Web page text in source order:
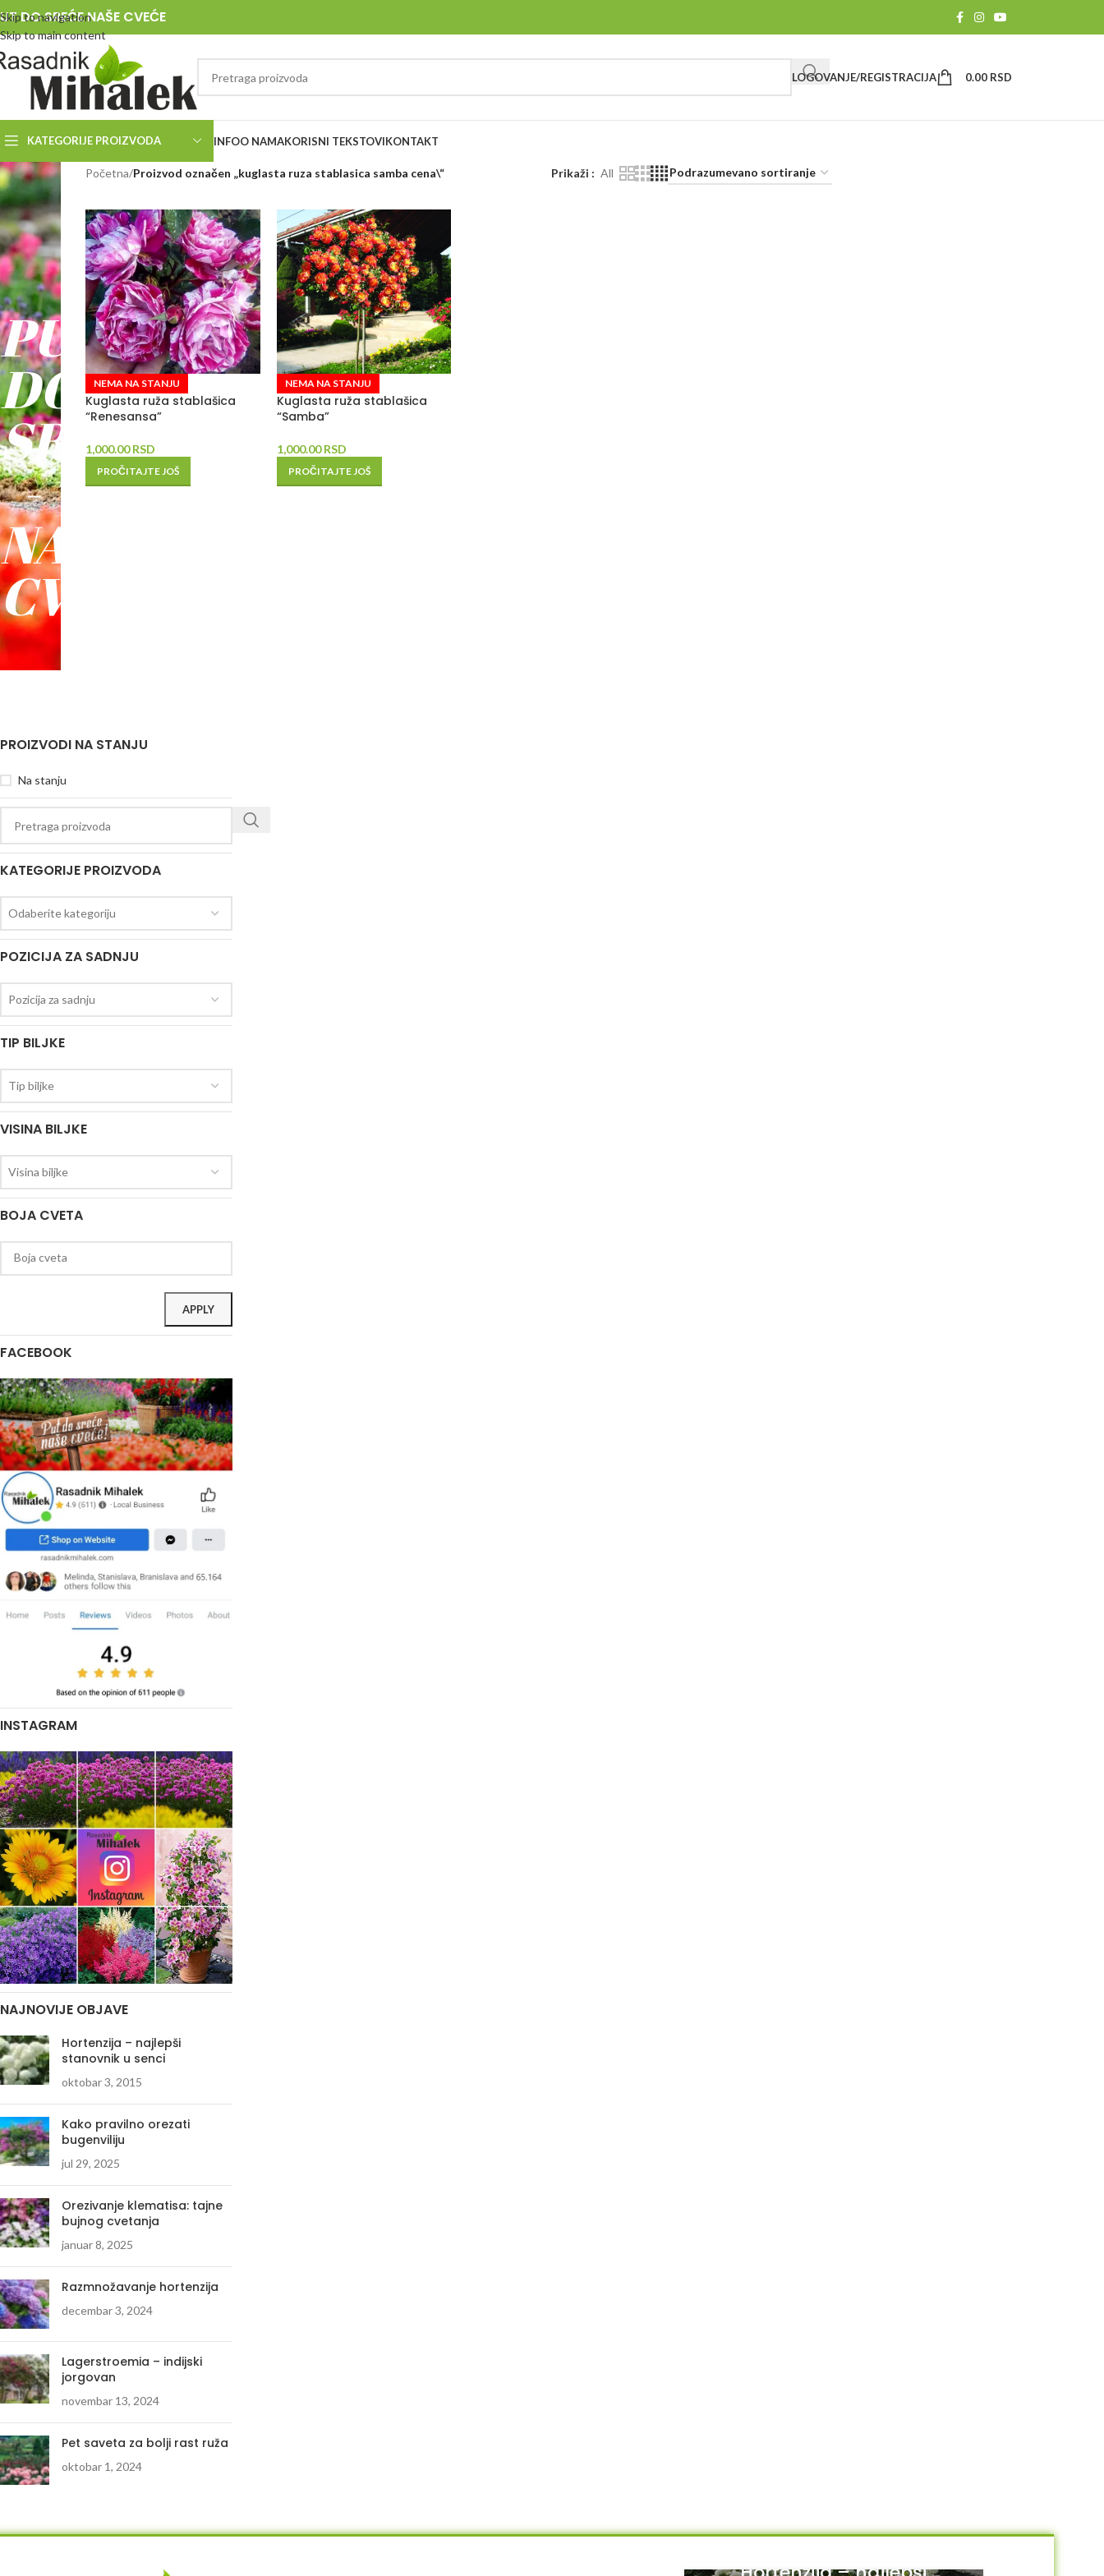
Skip to navigation
Skip to main content
DO SREĆE NAŠE CVEĆE
LOGOVANJE/REGISTRACIJA 0.00 RSD
KATEGORIJE PROIZVODA INFOO NAMAKORISNI TEKSTOVIKONTAKT
RASADNIK
MIHALEK
PUT
DO
SREĆE
-
NAŠE
CVEĆE
Početna/Proizvod označen „kuglasta ruza stablasica samba cena\“ Prikaži All
NEMA NA STANJU
Kuglasta ruža stablašica
“Renesansa”
1,000.00RSD
PROČITAJTE JOŠ
NEMA NA STANJU
Kuglasta ruža stablašica
“Samba”
1,000.00RSD
PROČITAJTE JOŠ
PROIZVODI NA STANJU
Na stanju
KATEGORIJE PROIZVODA
Odaberite kategoriju
POZICIJA ZA SADNJU
Pozicija za sadnju
TIP BILJKE
Tip biljke
VISINA BILJKE
Visina biljke
BOJA CVETA
APPLY
FACEBOOK
INSTAGRAM
NAJNOVIJE OBJAVE
Hortenzija – najlepši
stanovnik u senci
oktobar 3, 2015
Kako pravilno orezati
bugenviliju
jul 29, 2025
Orezivanje klematisa: tajne
bujnog cvetanja
januar 8, 2025
Razmnožavanje hortenzija
decembar 3, 2024
Lagerstroemia – indijski
jorgovan
novembar 13, 2024
Pet saveta za bolji rast ruža
oktobar 1, 2024